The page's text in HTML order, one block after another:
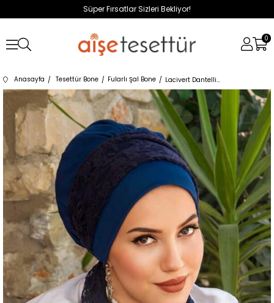
Süper Fırsatlar Sizleri Bekliyor!
0
Anasayfa Tesettür Bone Fularlı Şal Bone Lacivert Dantelli Fularlı Bone-40601